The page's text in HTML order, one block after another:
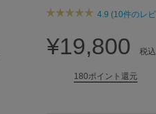
4.9 (10件のレ
¥19,800 税込
180ポイント還元